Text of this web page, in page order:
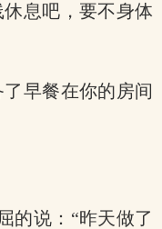
息吧，要不身体
早餐在你的房间
的说：“昨天做了